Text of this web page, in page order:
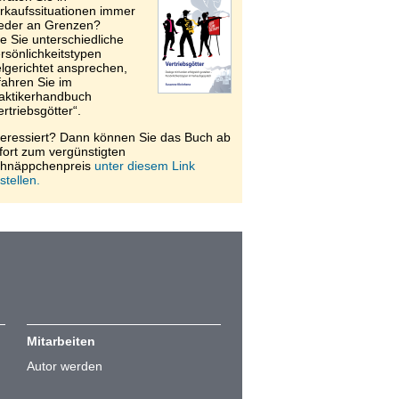
immer
an Grenzen?
Sie unterschiedliche
ansprechen,
Sie im
Dann können Sie das Buch ab
zum vergünstigten
unter diesem Link
Mitarbeiten
Autor werden